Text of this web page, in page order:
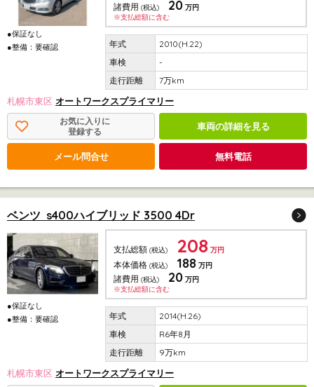
●保証なし
●整備：要確認
諸費用 (税込) 20 万円
※支払総額に含む
2010(H.22)
-
7万km
札幌市東区 オートワークスプライマリー
お気に入りに
登録する
車両の詳細を見る
メール問合せ 無料電話
ベンツ s400ハイブリッド 3500 4Dr
●保証なし
●整備：要確認
支払総額 (税込) 208 万円
本体価格 (税込) 188 万円
諸費用 (税込) 20 万円
※支払総額に含む
2014(H.26)
R6年8月
9万km
札幌市東区 オートワークスプライマリー